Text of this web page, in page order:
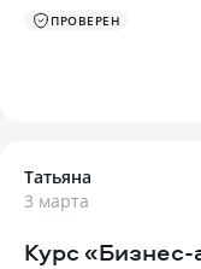
ПРОВЕРЕН
Татьяна
3 марта
Курс